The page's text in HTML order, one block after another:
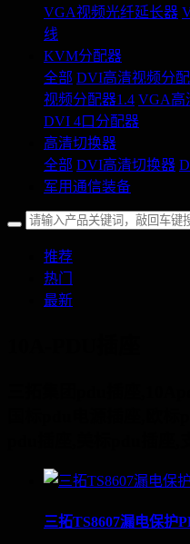
VGA视频光纤延长器
线
KVM分配器
全部 DVI高清视频分
视频分配器1.4 VGA高
DVI 4口分配器
高清切换器
全部 DVI高清切换器
军用通信装备
推荐
热门
最新
三拓TS8607漏电保护